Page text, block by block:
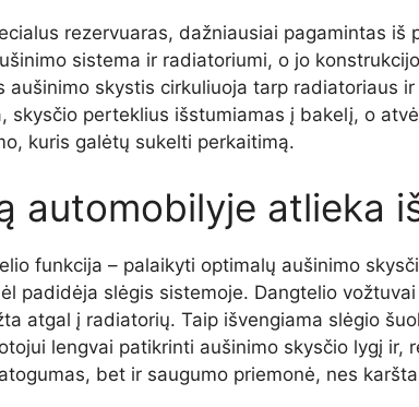
rezervuaras, dažniausiai pagamintas
sistema ir radiatoriumi, o jo
aušinimo skystis cirkuliuoja tarp radiatoriaus
skysčio perteklius išstumiamas į bakelį, o
kuris galėtų sukelti perkaitimą.
automobilyje atlieka
funkcija – palaikyti optimalų aušinimo
padidėja slėgis sistemoje. Dangtelio
atgal į radiatorių. Taip išvengiama slėgio
lengvai patikrinti aušinimo skysčio lygį
bet ir saugumo priemonė, nes